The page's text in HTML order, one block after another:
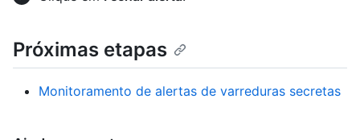
Próximas etapas
Monitoramento de alertas de varreduras secretas